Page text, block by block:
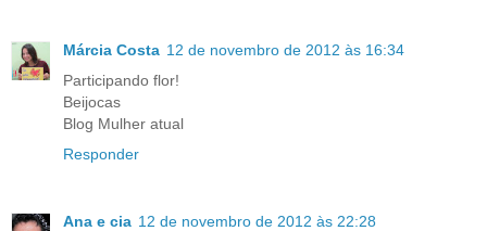
Márcia Costa 12 de novembro de 2012 às 16:34
Participando flor!
Beijocas
Blog Mulher atual
Responder
Ana e cia 12 de novembro de 2012 às 22:28